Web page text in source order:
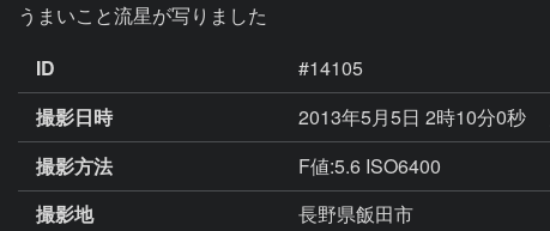
うまいこと流星が写りました
ID
#14105
撮影日時
2013年5月5日 2時10分0秒
撮影方法
F値:5.6 ISO6400
撮影地
長野県飯田市